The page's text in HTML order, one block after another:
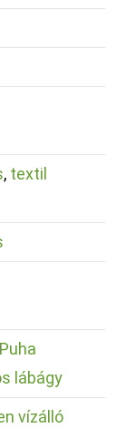
, textil
lábágy
vízálló